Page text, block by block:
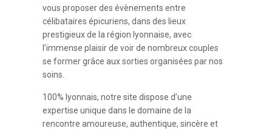
vous proposer des évènements entre
célibataires épicuriens, dans des lieux
prestigieux de la région lyonnaise, avec
l’immense plaisir de voir de nombreux couples
se former grâce aux sorties organisées par nos
soins.
100% lyonnais, notre site dispose d’une
expertise unique dans le domaine de la
rencontre amoureuse, authentique, sincère et